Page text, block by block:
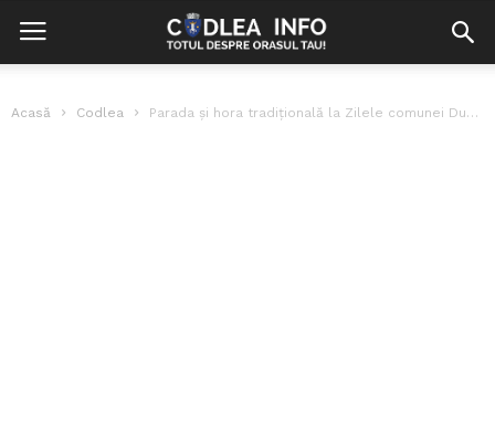
Acasă Codlea Parada și hora tradițională la Zilele comunei Dumbrăvița